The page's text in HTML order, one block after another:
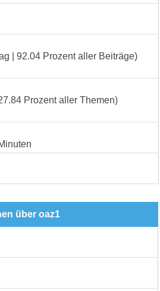
| 92.04 Prozent aller Beiträge)
Prozent aller Themen)
über oaz1